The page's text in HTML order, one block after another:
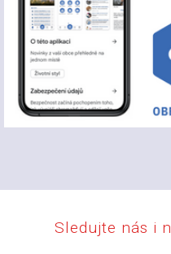
Sledujte nás i